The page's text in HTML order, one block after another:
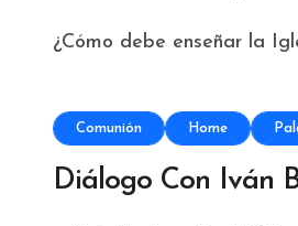
¿Cómo debe enseñar la
Comunión Home
Diálogo Con Iván